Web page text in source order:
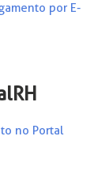
por E-
no Portal